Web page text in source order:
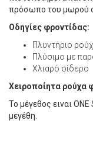
πρόσωπο του μωρού
Οδηγίες φροντίδας:
Πλυντήριο
Πλύσιμο με
Χλιαρό σίδερο
Χειροποίητα ρούχα
Το μέγεθος ειναι
μεγέθη.